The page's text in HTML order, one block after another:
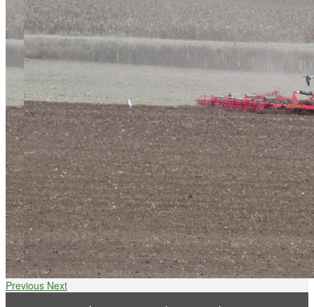
Previous Next